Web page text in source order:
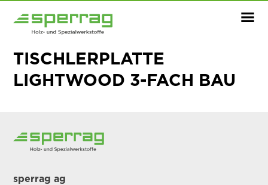
TISCHLERPLATTE
LIGHTWOOD 3-FACH BAU
sperrag ag